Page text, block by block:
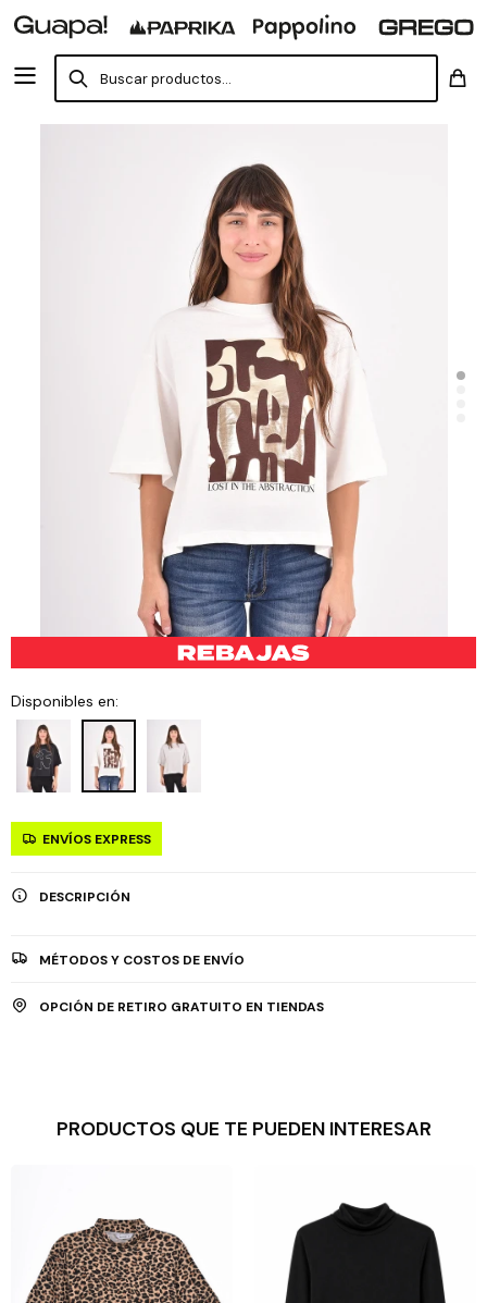
Disponibles en:
ENVÍOS EXPRESS
DESCRIPCIÓN
MÉTODOS Y COSTOS DE ENVÍO
OPCIÓN DE RETIRO GRATUITO EN TIENDAS
PRODUCTOS QUE TE PUEDEN INTERESAR